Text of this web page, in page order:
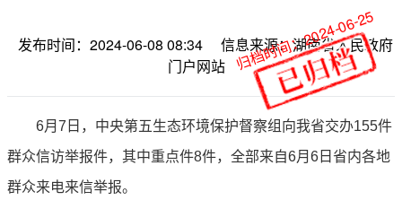
发布时间：2024-06-08 08:34
信息来源：湖南省人民政府
门户网站
6月7日，中央第五生态环境保护督察组向我省交办155件
群众信访举报件，其中重点件8件，全部来自6月6日省内各地
群众来电来信举报。
归档时间：2024-06-25